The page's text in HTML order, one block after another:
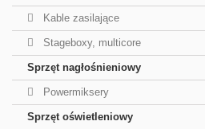
Kable zasilające
Stageboxy, multicore
Sprzęt nagłośnieniowy
Powermiksery
Sprzęt oświetleniowy